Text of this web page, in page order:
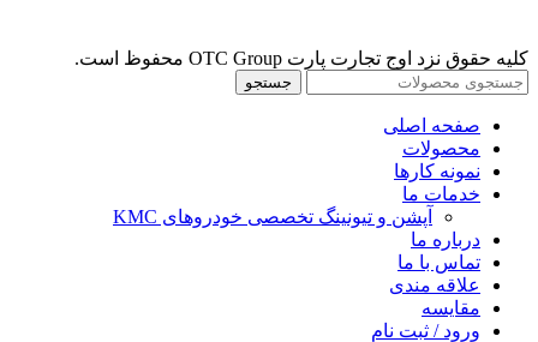
کلیه حقوق نزد اوج تجارت پارت OTC Group محفوظ است.
جستجو
صفحه اصلی
محصولات
نمونه کارها
خدمات ما
آپشن و تیونینگ تخصصی خودروهای KMC
درباره ما
تماس با ما
علاقه مندی
مقايسه
ورود / ثبت نام